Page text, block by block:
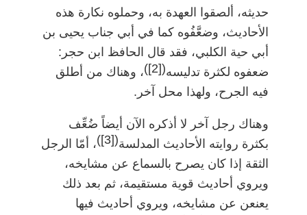
حديثه، ألصقوا العهدة به، وحملوه نكارة هذه
الأحاديث، وضعَّفُوه كما في أبي جناب يحيى بن
أبي حية الكلبي، فقد قال الحافظ ابن حجر:
ضعفوه لكثرة تدليسه(
[2]
)، وهناك من أطلق
فيه الجرح، ولهذا محل آخر.
وهناك رجل آخر لا أذكره الآن أيضاً ضُعِّف
بكثرة روايته الأحاديث المدلسة(
[3]
)، أمّا الرجل
الثقة إذا كان يصرح بالسماع عن مشايخه،
ويروي أحاديث قوية مستقيمة، ثم بعد ذلك
يعنعن عن مشايخه، ويروي أحاديث فيها